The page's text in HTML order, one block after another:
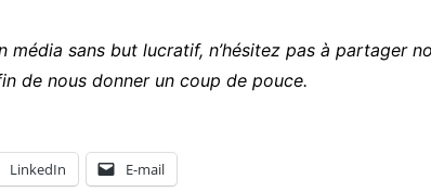
média sans but lucratif, n’hésitez pas à partager
de nous donner un coup de pouce.
LinkedIn E-mail